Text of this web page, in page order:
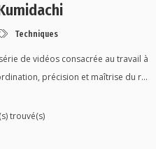
Techniques
de vidéos consacrée au travail à
précision et maîtrise du r...
trouvé(s)